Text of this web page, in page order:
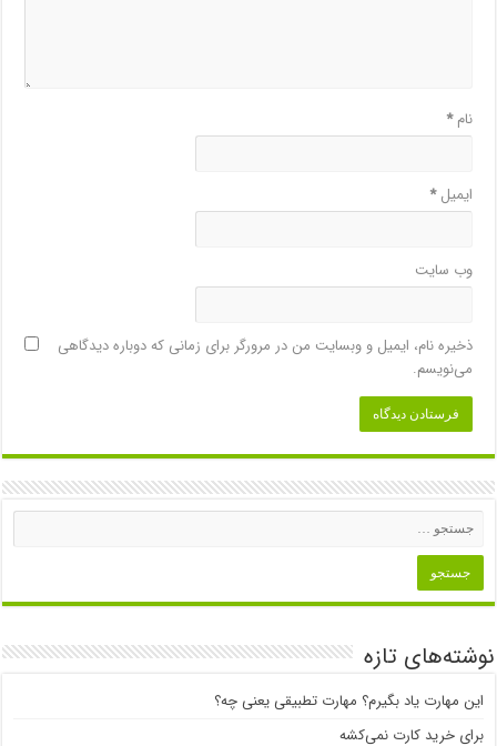
نام*
ایمیل*
وب‌ سایت
ذخیره نام، ایمیل و وبسایت من در مرورگر برای زمانی که دوباره دیدگاهی
می‌نویسم.
نوشته‌های تازه
این مهارت یاد بگیرم؟ مهارت تطبیقی یعنی چه؟
برای خرید کارت نمی‌‌کشه